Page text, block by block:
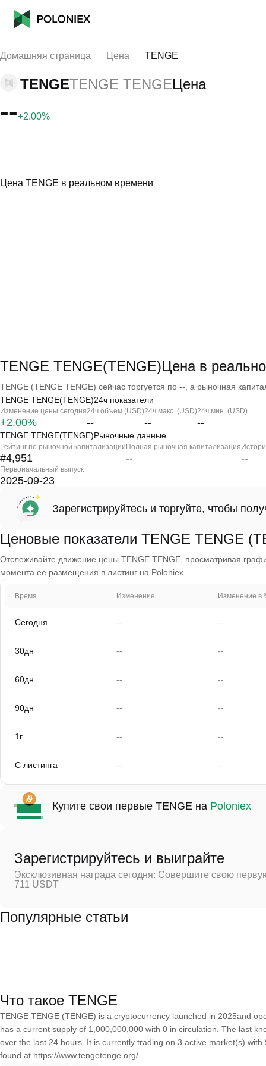
Домашняя страница Цена TENGE
TENGETENGE TENGEЦена
--+2.00%
Цена TENGE в реальном времени
TENGE TENGE(TENGE)Цена в
TENGE (TENGE TENGE) сейчас торгуется по --, а рыночная
TENGE TENGE(TENGE)24ч показатели
Изменение цены сегодня
+2.00%
24ч объем (USD)
--
24ч макс. (USD)
--
24ч мин. (USD)
--
TENGE TENGE(TENGE)Рыночные данные
Рейтинг по рыночной капитализации
#4,951
Полная рыночная капитализация
-- --
Первоначальный выпуск
2025-09-23
Зарегистрируйтесь и торгуйте, чтобы
Ценовые показатели TENGE TENGE
Отслеживайте движение цены TENGE TENGE, просматривая
момента ее размещения в листинг на Poloniex.
Время Изменение Изменение в
Сегодня -- --
30дн -- --
60дн -- --
90дн -- --
1г -- --
С листинга -- --
Купите свои первые TENGE на Poloniex
Зарегистрируйтесь и выиграйте
Эксклюзивная награда сегодня: Совершите свою
711 USDT
Популярные статьи
Что такое TENGE
TENGE TENGE (TENGE) is a cryptocurrency launched in 2025and
has a current supply of 1,000,000,000 with 0 in circulation. The last
over the last 24 hours. It is currently trading on 3 active market(s)
found at https://www.tengetenge.org/.